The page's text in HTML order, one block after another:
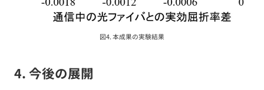
図4. 本成果の実験結果
4. 今後の展開